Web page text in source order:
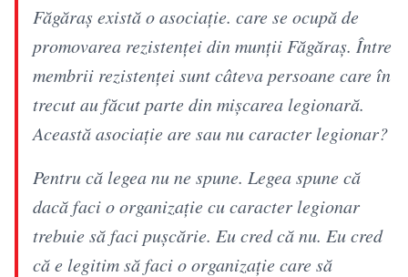
Făgăraș există o asociație. care se ocupă de
promovarea rezistenței din munții Făgăraș. Între
membrii rezistenței sunt câteva persoane care în
trecut au făcut parte din mișcarea legionară.
Această asociație are sau nu caracter legionar?
Pentru că legea nu ne spune. Legea spune că
dacă faci o organizație cu caracter legionar
trebuie să faci pușcărie. Eu cred că nu. Eu cred
că e legitim să faci o organizație care să